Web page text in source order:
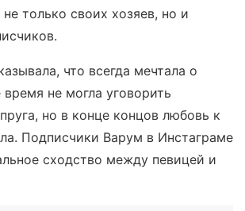
только своих хозяев, но и
что всегда мечтала о
не могла уговорить
но в конце концов любовь к
Подписчики Варум в Инстаграме
сходство между певицей и